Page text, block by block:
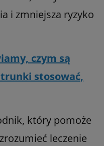
i zmniejsza ryzyko
czym są
stosować,
który pomoże
leczenie